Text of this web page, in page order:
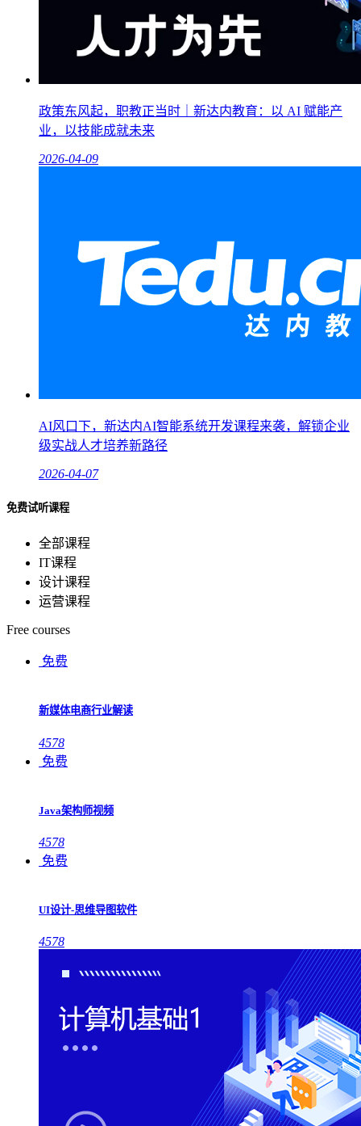
政策东风起，职教正当时｜新达内教育：以 AI 赋能产
业，以技能成就未来
2026-04-09
AI风口下，新达内AI智能系统开发课程来袭，解锁企业
级实战人才培养新路径
2026-04-07
免费试听课程
全部课程
IT课程
设计课程
运营课程
Free courses
免费
新媒体电商行业解读
4578
免费
Java架构师视频
4578
免费
UI设计-思维导图软件
4578